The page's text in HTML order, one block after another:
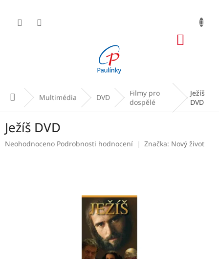
obsah
Domů Multimédia DVD
Filmy pro
dospělé
Ježíš
DVD
Ježíš DVD
Průměrné
Neohodnoceno Podrobnosti hodnocení Značka: Nový život